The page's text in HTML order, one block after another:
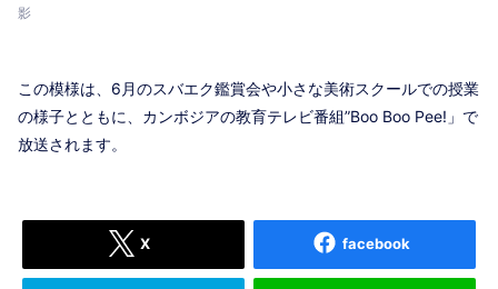
影
この模様は、6月のスバエク鑑賞会や小さな美術スクールでの授業
の様子とともに、カンボジアの教育テレビ番組”Boo Boo Pee!」で
放送されます。
X facebook